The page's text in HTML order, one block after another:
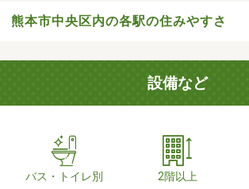
熊本市中央区内の各駅の住みやすさ
設備など
バス・トイレ別 2階以上